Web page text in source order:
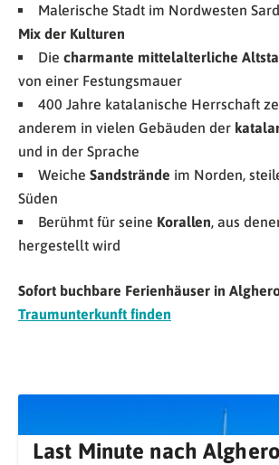
Malerische Stadt im Nordwesten
Mix der Kulturen
Die charmante mittelalterliche
von einer Festungsmauer
400 Jahre katalanische Herrschaft
anderem in vielen Gebäuden der
und in der Sprache
Weiche Sandstrände im Norden,
Süden
Berühmt für seine Korallen, aus
hergestellt wird
Sofort buchbare Ferienhäuser in
Traumunterkunft finden
Last Minute nach Alghero